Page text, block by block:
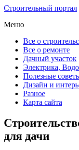
Строительный портал
Меню
Все о
Все о ремонте
Дачный участок
Электрика,
Полезные
Дизайн и
Разное
Карта сайта
для дачи